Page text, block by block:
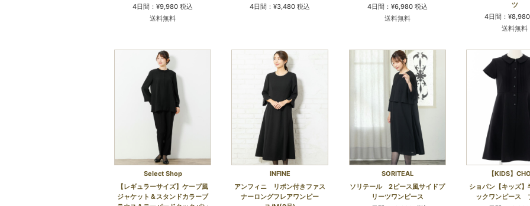
4日間：¥9,980 税込
送料無料
4日間：¥3,480 税込
4日間：¥6,980 税込
送料無料
ツ
4日間：
送料無料
Select Shop
【レギュラーサイズ】ケープ風
ジャケット＆スタンドカラーブ
INFINE
アンフィニ リボン付きファス
ナーロングフレアワンピー
SORITEAL
ソリテール 2ピース風サイドプ
リーツワンピース
【KIDS】
ショパン【キッズ】
ックワンピース